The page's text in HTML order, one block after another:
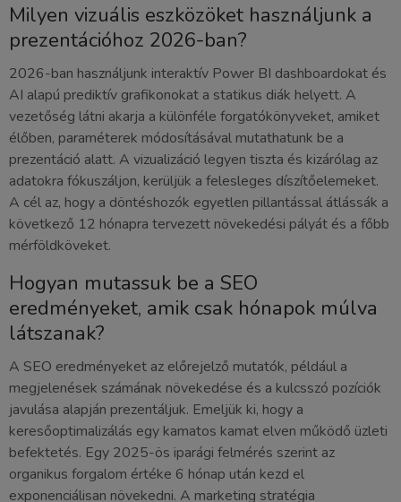
Milyen vizuális eszközöket használjunk a
prezentációhoz 2026-ban?
2026-ban használjunk interaktív Power BI dashboardokat és
AI alapú prediktív grafikonokat a statikus diák helyett. A
vezetőség látni akarja a különféle forgatókönyveket, amiket
élőben, paraméterek módosításával mutathatunk be a
prezentáció alatt. A vizualizáció legyen tiszta és kizárólag az
adatokra fókuszáljon, kerüljük a felesleges díszítőelemeket.
A cél az, hogy a döntéshozók egyetlen pillantással átlássák a
következő 12 hónapra tervezett növekedési pályát és a főbb
mérföldköveket.
Hogyan mutassuk be a SEO
eredményeket, amik csak hónapok múlva
látszanak?
A SEO eredményeket az előrejelző mutatók, például a
megjelenések számának növekedése és a kulcsszó pozíciók
javulása alapján prezentáljuk. Emeljük ki, hogy a
keresőoptimalizálás egy kamatos kamat elven működő üzleti
befektetés. Egy 2025-ös iparági felmérés szerint az
organikus forgalom értéke 6 hónap után kezd el
exponenciálisan növekedni. A marketing stratégia